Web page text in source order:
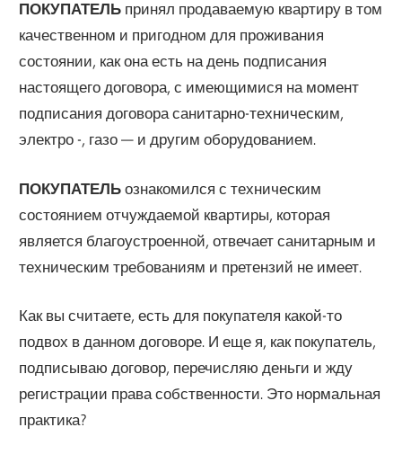
ПОКУПАТЕЛЬ принял продаваемую квартиру в том
качественном и пригодном для проживания
состоянии, как она есть на день подписания
настоящего договора, с имеющимися на момент
подписа­ния договора санитарно-техническим,
электро -, газо — и другим оборудованием.
ПОКУПАТЕЛЬознакомился с техническим
состоянием отчуждаемой квартиры, которая
является благо­устроенной, отвечает санитарным и
техническим требованиям и претензий не имеет.
Как вы считаете, есть для покупателя какой-то
подвох в данном договоре. И еще я, как покупатель,
подписываю договор, перечисляю деньги и жду
регистрации права собственности. Это нормальная
практика?